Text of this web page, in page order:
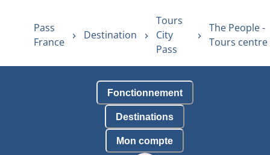
Pass
France
Destination
Tours
City
Pass
The People -
Tours centre
Fonctionnement
Destinations
Mon compte